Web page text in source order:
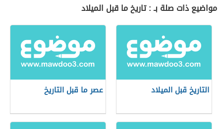
مواضيع ذات صلة بـ : تاريخ ما قبل الميلاد
التاريخ قبل الميلاد عصر ما قبل التاريخ